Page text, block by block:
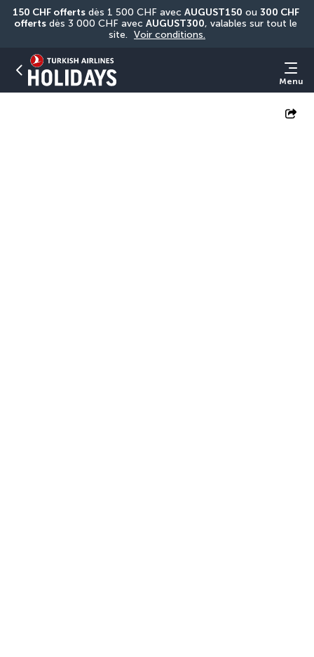
150 CHF offerts dès 1 500 CHF avec AUGUST150 ou 300 CHF
offerts dès 3 000 CHF avec AUGUST300, valables sur tout le
site. Voir conditions.
Menu